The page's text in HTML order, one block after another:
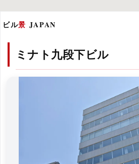
ビル景 JAPAN
ミナト九段下ビル